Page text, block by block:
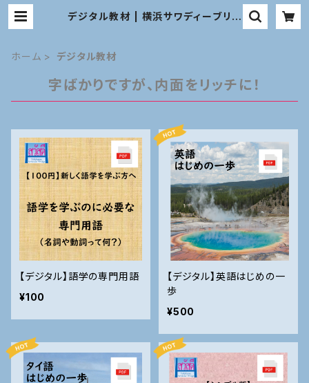
デジタル教材 | 横浜サワディーブリッ
ホーム デジタル教材
字ばかりですが、内面をリッチに！
【デジタル】語学の専門用語
¥100
【デジタル】英語はじめの一
歩
¥500